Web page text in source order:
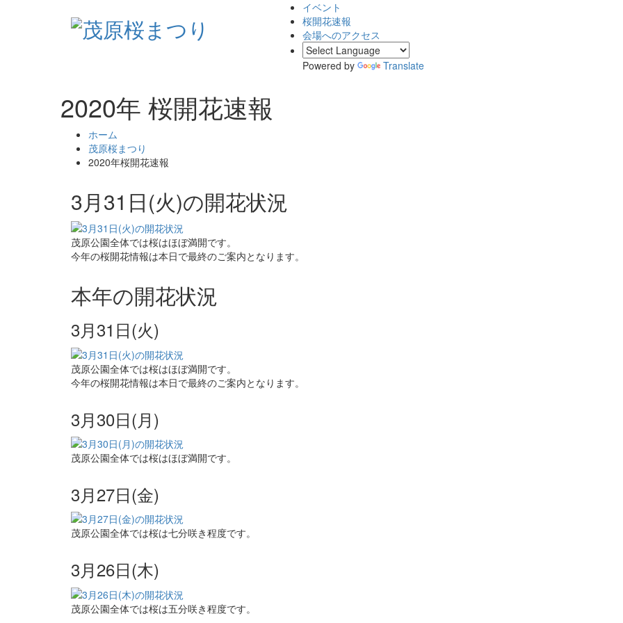
イベント
桜開花速報
会場へのアクセス
Powered by Translate
2020年 桜開花速報
ホーム
茂原桜まつり
2020年桜開花速報
3月31日(火)の開花状況
茂原公園全体では桜はほぼ満開です。
今年の桜開花情報は本日で最終のご案内となります。
本年の開花状況
3月31日(火)
茂原公園全体では桜はほぼ満開です。
今年の桜開花情報は本日で最終のご案内となります。
3月30日(月)
茂原公園全体では桜はほぼ満開です。
3月27日(金)
茂原公園全体では桜は七分咲き程度です。
3月26日(木)
茂原公園全体では桜は五分咲き程度です。